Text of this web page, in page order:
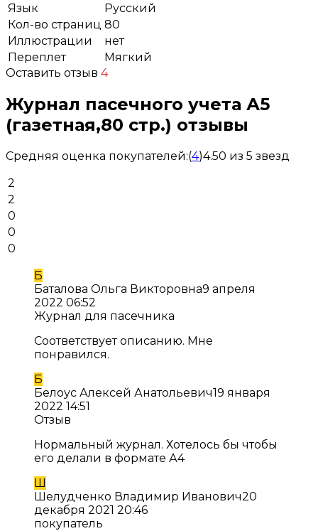
Язык
Русский
Кол-во страниц 80
Иллюстрации
нет
Переплет
Мягкий
Оставить отзыв 4
Журнал пасечного учета А5
(газетная,80 стр.) отзывы
Средняя оценка покупателей:(4)4.50 из 5 звезд
2
2
0
0
0
Б
Баталова Ольга Викторовна9 апреля
2022 06:52
Журнал для пасечника
Соответствует описанию. Мне
понравился.
Б
Белоус Алексей Анатольевич19 января
2022 14:51
Отзыв
Нормальный журнал. Хотелось бы чтобы
его делали в формате А4
Ш
Шелудченко Владимир Иванович20
декабря 2021 20:46
покупатель